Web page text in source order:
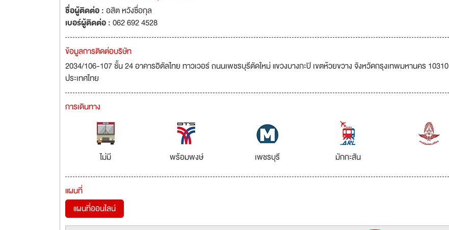
ชื่อผู้ติดต่อ :อสิต หวังซื่อกุล
เบอร์ผู้ติดต่อ :062 692 4528
ข้อมูลการติดต่อบริษัท
2034/106-107 ชั้น 24 อาคารอิตัลไทย ทาวเวอร์ ถนนเพชรบุรีตัดใหม่ แขวงบางกะปิ เขตห้วยขวาง จังหวัดกรุงเทพมหานคร 10310
ประเทศไทย
การเดินทาง
ไม่มี พร้อมพงษ์ เพชรบุรี มักกะสัน
แผนที่
แผนที่ออนไลน์